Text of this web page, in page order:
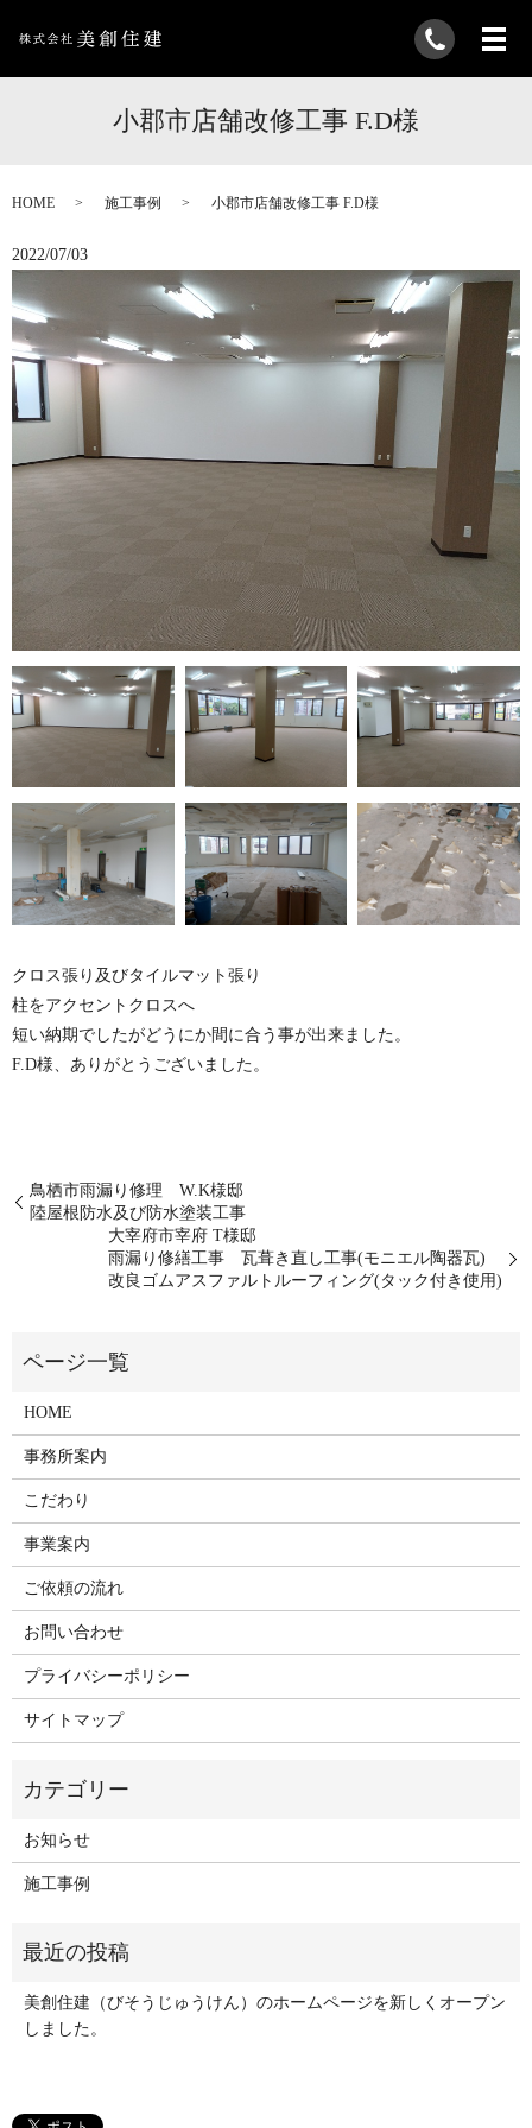
小郡市店舗改修工事 F.D様
HOME 施工事例 小郡市店舗改修工事 F.D様
2022/07/03
クロス張り及びタイルマット張り
柱をアクセントクロスへ
短い納期でしたがどうにか間に合う事が出来ました。
F.D様、ありがとうございました。
鳥栖市雨漏り修理 W.K様邸
陸屋根防水及び防水塗装工事
大宰府市宰府 T様邸
雨漏り修繕工事 瓦葺き直し工事(モニエル陶器瓦)
改良ゴムアスファルトルーフィング(タック付き使用)
HOME
事務所案内
こだわり
事業案内
ご依頼の流れ
お問い合わせ
プライバシーポリシー
サイトマップ
お知らせ
施工事例
美創住建（びそうじゅうけん）のホームページを新しくオープン
しました。